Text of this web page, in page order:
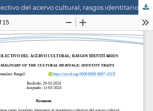
del acervo cultural; rasgos identitarios